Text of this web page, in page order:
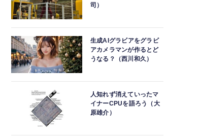
司）
生成AIグラビアをグラビ
アカメラマンが作るとど
うなる？（西川和久）
人知れず消えていったマ
イナーCPUを語ろう（大
原雄介）